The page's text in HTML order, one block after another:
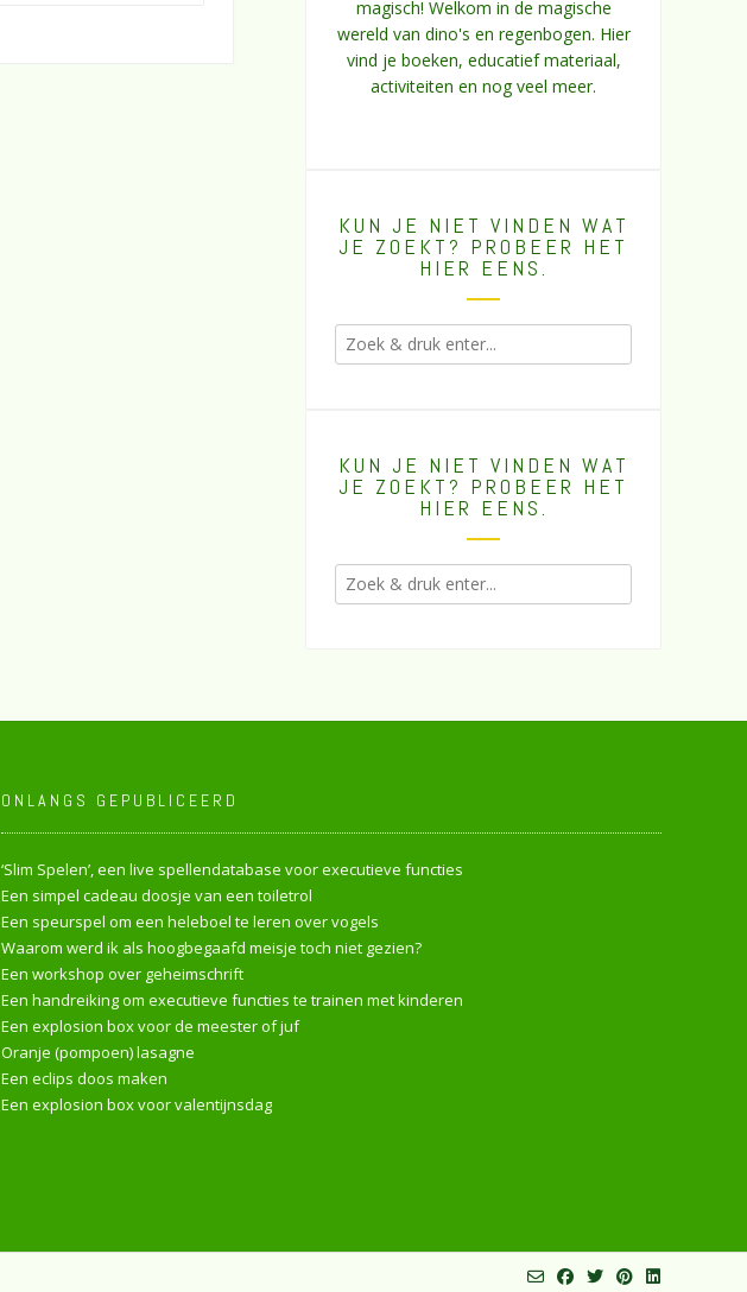
magisch! Welkom in de magische
wereld van dino's en regenbogen. Hier
vind je boeken, educatief materiaal,
activiteiten en nog veel meer.
KUN JE NIET VINDEN WAT
JE ZOEKT? PROBEER HET
HIER EENS.
KUN JE NIET VINDEN WAT
JE ZOEKT? PROBEER HET
HIER EENS.
ONLANGS GEPUBLICEERD
‘Slim Spelen’, een live spellendatabase voor executieve functies
Een simpel cadeau doosje van een toiletrol
Een speurspel om een heleboel te leren over vogels
Waarom werd ik als hoogbegaafd meisje toch niet gezien?
Een workshop over geheimschrift
Een handreiking om executieve functies te trainen met kinderen
Een explosion box voor de meester of juf
Oranje (pompoen) lasagne
Een eclips doos maken
Een explosion box voor valentijnsdag